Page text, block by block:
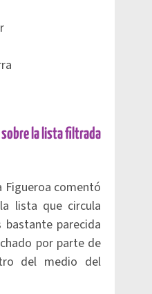
sobre la lista filtrada
Figueroa comentó
lista que circula
bastante parecida
por parte de
del medio del